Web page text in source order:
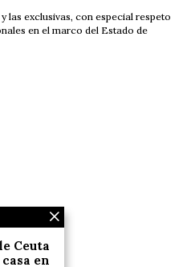
las exclusivas, con especial respeto
en el marco del Estado de
Ceuta
en